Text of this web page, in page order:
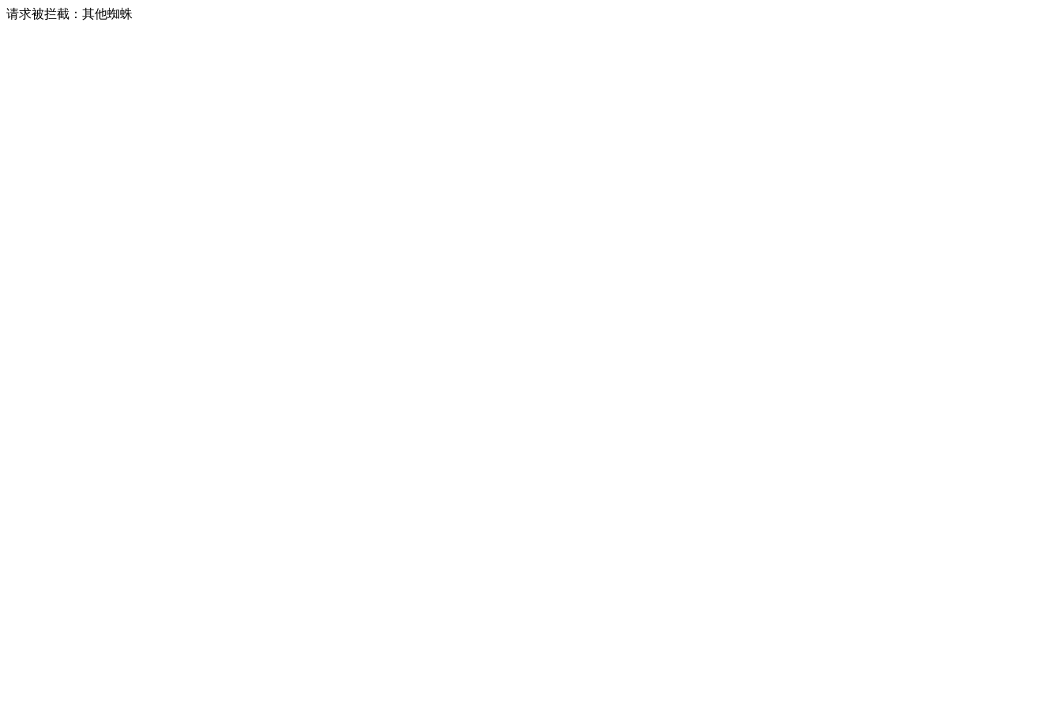
请求被拦截：其他蜘蛛